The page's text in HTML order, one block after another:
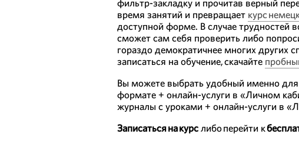
фильтр-закладку и прочитав верный
время занятий и превращает курс
доступной форме. В случае трудностей
сможет сам себя проверить либо
гораздо демократичнее многих других
записаться на обучение, скачайте
Вы можете выбрать удобный именно
формате + онлайн-услуги в «Личном
журналы с уроками + онлайн-услуги в
Записаться на курслибо перейти к